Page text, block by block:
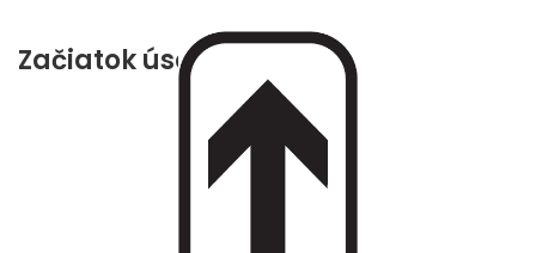
Začiatok úseku platnosti